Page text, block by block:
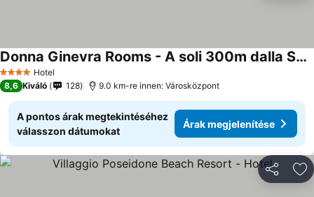
4 KategóriaHotel
Donna Ginevra Rooms - A soli 300m dalla Spiaggia
8,6 Kiváló 128 9.0 km-re innen: Városközpont
A pontos árak megtekintéséhez
válasszon dátumokat
Árak megjelenítése